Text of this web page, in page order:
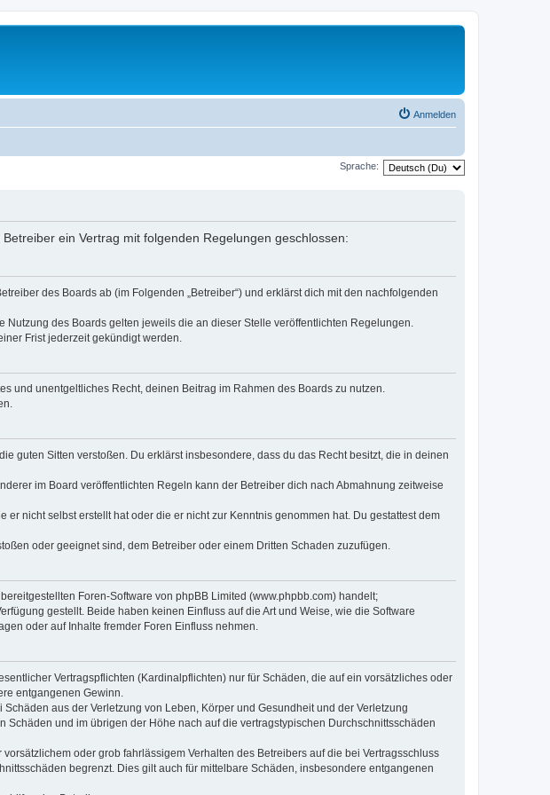
Anmelden
Sprache:
ein Vertrag mit folgenden Regelungen geschlossen:
des Boards ab (im Folgenden „Betreiber“) und erklärst dich mit den nachfolgenden
des Boards gelten jeweils die an dieser Stelle veröffentlichten Regelungen.
Frist jederzeit gekündigt werden.
und unentgeltliches Recht, deinen Beitrag im Rahmen des Boards zu nutzen.
guten Sitten verstoßen. Du erklärst insbesondere, dass du das Recht besitzt, die in deinen
im Board veröffentlichten Regeln kann der Betreiber dich nach Abmahnung zeitweise
nicht selbst erstellt hat oder die er nicht zur Kenntnis genommen hat. Du gestattest dem
oder geeignet sind, dem Betreiber oder einem Dritten Schaden zuzufügen.
bereitgestellten Foren-Software von phpBB Limited (www.phpbb.com) handelt;
gestellt. Beide haben keinen Einfluss auf die Art und Weise, wie die Software
oder auf Inhalte fremder Foren Einfluss nehmen.
Vertragspflichten (Kardinalpflichten) nur für Schäden, die auf ein vorsätzliches oder
entgangenen Gewinn.
aus der Verletzung von Leben, Körper und Gesundheit und der Verletzung
und im übrigen der Höhe nach auf die vertragstypischen Durchschnittsschäden
oder grob fahrlässigem Verhalten des Betreibers auf die bei Vertragsschluss
begrenzt. Dies gilt auch für mittelbare Schäden, insbesondere entgangenen